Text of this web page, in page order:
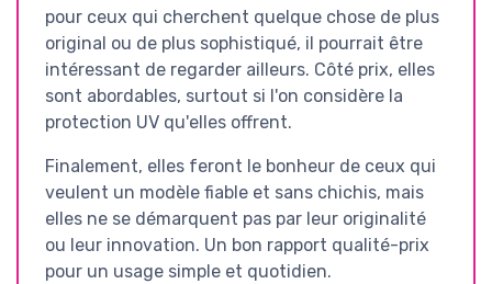
pour ceux qui cherchent quelque chose de plus
original ou de plus sophistiqué, il pourrait être
intéressant de regarder ailleurs. Côté prix, elles
sont abordables, surtout si l'on considère la
protection UV qu'elles offrent.
Finalement, elles feront le bonheur de ceux qui
veulent un modèle fiable et sans chichis, mais
elles ne se démarquent pas par leur originalité
ou leur innovation. Un bon rapport qualité-prix
pour un usage simple et quotidien.